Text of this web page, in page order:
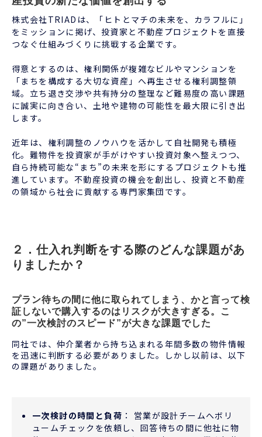
株式会社TRIADは、「ヒトとマチの未来を、カラフルに」
をミッションに掲げ、投資家と不動産プロジェクトを直接
つなぐ仕組みづくりに挑戦する企業です。
得意とするのは、権利関係が複雑なビルやマンションを
「まちを構成する大切な資産」へ再生させる権利調整領
域。立ち退き交渉や共有持分の整理など難易度の高い課題
に誠実に向き合い、土地や建物の可能性を最大限に引き出
します。
近年は、権利調整のノウハウを活かして自社開発も積極
化。難物件を投資家が手がけやすい投資対象へ整えつつ、
自ら持続可能な“まち”の未来を形にするプロジェクトも推
進しています。不動産投資の機会を創出し、投資と不動産
の領域から社会に貢献する専門家集団です。
２．仕入れ判断をする際のどんな課題があ
りましたか？
プラン待ちの間に他に取られてしまう、かと言って検
証しないで購入するのはリスクが大きすぎる。こ
の”一次検討のスピード”が大きな課題でした
同社では、仲介業者から持ち込まれる年間多数の物件情報
を迅速に判断する必要がありました。しかし以前は、以下
の課題がありました。
一次検討の時間と負荷 ： 営業が設計チームへボリ
ュームチェックを依頼し、回答待ちの間に他社に物